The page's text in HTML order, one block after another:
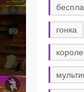
гонка